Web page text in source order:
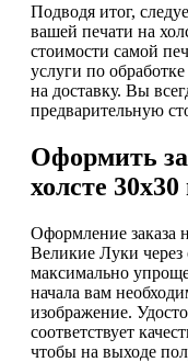
Подводя итог,
вашей печати на
стоимости самой
услуги по
на доставку. Вы
предварительную
Оформить
холсте
Оформление заказа
Великие Луки
максимально
начала вам
изображение.
соответствует
чтобы на выходе